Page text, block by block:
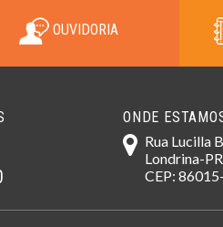
OUVIDORIA
ONDE
Rua Lucilla
Londrina-PR
CEP: